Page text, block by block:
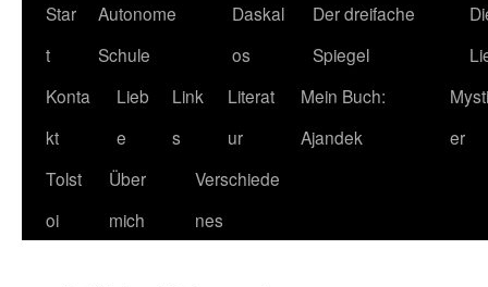
Star
t
Autonome
Schule
Daskal
os
Der dreifache
Spiegel
Konta
kt
Lieb
e
Link
s
Literat
ur
Mein Buch:
Ajandek
er
Tolst
oi
Über
mich
Verschiede
nes